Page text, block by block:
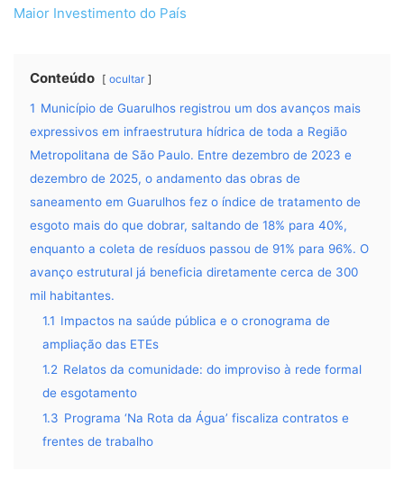
Maior Investimento do País
Conteúdo ocultar
1 Município de Guarulhos registrou um dos avanços mais
expressivos em infraestrutura hídrica de toda a Região
Metropolitana de São Paulo. Entre dezembro de 2023 e
dezembro de 2025, o andamento das obras de
saneamento em Guarulhos fez o índice de tratamento de
esgoto mais do que dobrar, saltando de 18% para 40%,
enquanto a coleta de resíduos passou de 91% para 96%. O
avanço estrutural já beneficia diretamente cerca de 300
mil habitantes.
1.1 Impactos na saúde pública e o cronograma de
ampliação das ETEs
1.2 Relatos da comunidade: do improviso à rede formal
de esgotamento
1.3 Programa ‘Na Rota da Água’ fiscaliza contratos e
frentes de trabalho